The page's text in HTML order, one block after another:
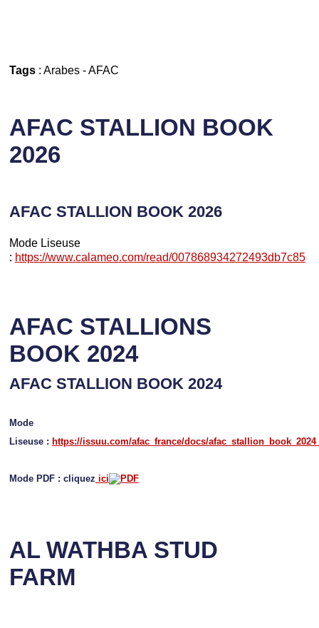
Tags: Arabes-AFAC
AFAC STALLION BOOK
2026
AFAC STALLION BOOK 2026
Mode Liseuse
: https://www.calameo.com/read/007868934272493db7c85
AFAC STALLIONS
BOOK 2024
AFAC STALLION BOOK 2024
Mode
Liseuse : https://issuu.com/afac_france/docs/
Mode PDF : cliquez ici
AL WATHBA STUD
FARM